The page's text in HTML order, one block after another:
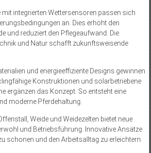
mit integrierten Wettersensoren passen sich
an. Dies erhöht den
und reduziert den Pflegeaufwand. Die
und Natur schafft zukunftsweisende
und energieeffiziente Designs gewinnen
Konstruktionen und solarbetriebene
ergänzen das Konzept. So entsteht eine
moderne Pferdehaltung.
Weide und Weidezelten bietet neue
und Betriebsführung. Innovative Ansätze
schonen und den Arbeitsalltag zu erleichtern.